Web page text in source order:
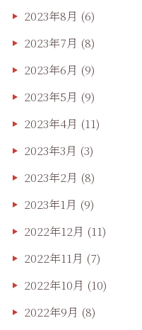
2023年8月 (6)
2023年7月 (8)
2023年6月 (9)
2023年5月 (9)
2023年4月 (11)
2023年3月 (3)
2023年2月 (8)
2023年1月 (9)
2022年12月 (11)
2022年11月 (7)
2022年10月 (10)
2022年9月 (8)